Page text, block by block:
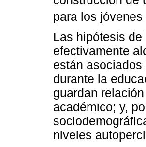
para los
Las hipótesis
efectivamente
están
durante la
guardan
académico; y,
niveles